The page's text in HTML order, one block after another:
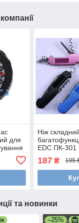
для
Ніж складний
EDC ПК-301
187₴ 195
та новинки
–25%